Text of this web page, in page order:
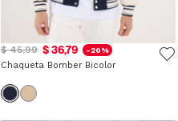
$ 45,99 $ 36,79 -20%
Chaqueta Bomber Bicolor